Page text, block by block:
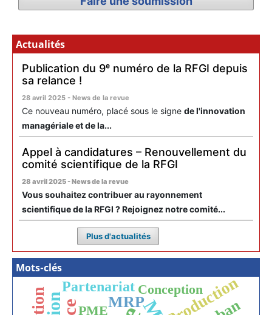
Actualités
Publication du 9ᵉ numéro de la RFGI depuis
sa relance !
28 avril 2025 - News de la revue
Ce nouveau numéro, placé sous le signe de l'innovation
managériale et de la...
Appel à candidatures – Renouvellement du
comité scientifique de la RFGI
28 avril 2025 - News de la revue
Vous souhaitez contribuer au rayonnement
scientifique de la RFGI ? Rejoignez notre comité...
Plus d'actualités
Mots-clés
Production
MRP
Partenariat Conception
PME